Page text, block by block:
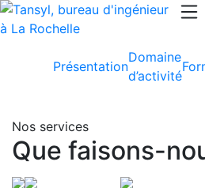
Présentation
Domaine
d’activité
Previous
Nos services
Que faisons-